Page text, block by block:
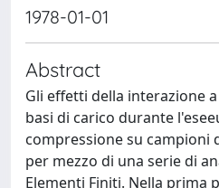
1978-01-01
Abstract
Gli effetti della interazione
basi di carico durante
compressione su campioni
per mezzo di una serie di
Elementi Finiti. Nella prima